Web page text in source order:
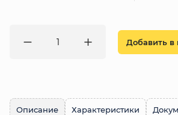
Добавить в
Описание Характеристики